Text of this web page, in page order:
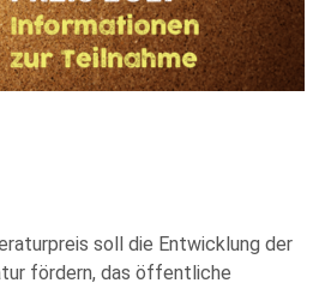
soll die Entwicklung der
fördern, das öffentliche